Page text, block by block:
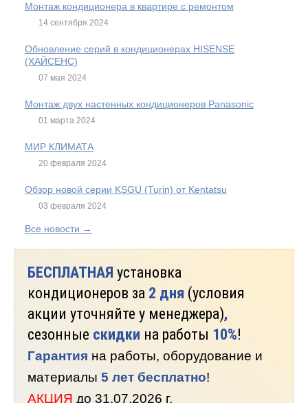
Монтаж кондиционера в квартире с ремонтом
14 сентября 2024
Обновление серий в кондиционерах HISENSE
(ХАЙСЕНС)
07 мая 2024
Монтаж двух настенных кондиционеров Panasonic
01 марта 2024
МИР КЛИМАТА
20 февраля 2024
Обзор новой серии KSGU (Turin) от Kentatsu
03 февраля 2024
Все новости →
БЕСПЛАТНАЯ установка
кондиционеров за 2 дня (условия
акции уточняйте у менеджера),
сезонные скидки на работы 10%!
Гарантия на работы, оборудование и
материалы 5 лет бесплатно!
АКЦИЯ до 31.07.2026 г.